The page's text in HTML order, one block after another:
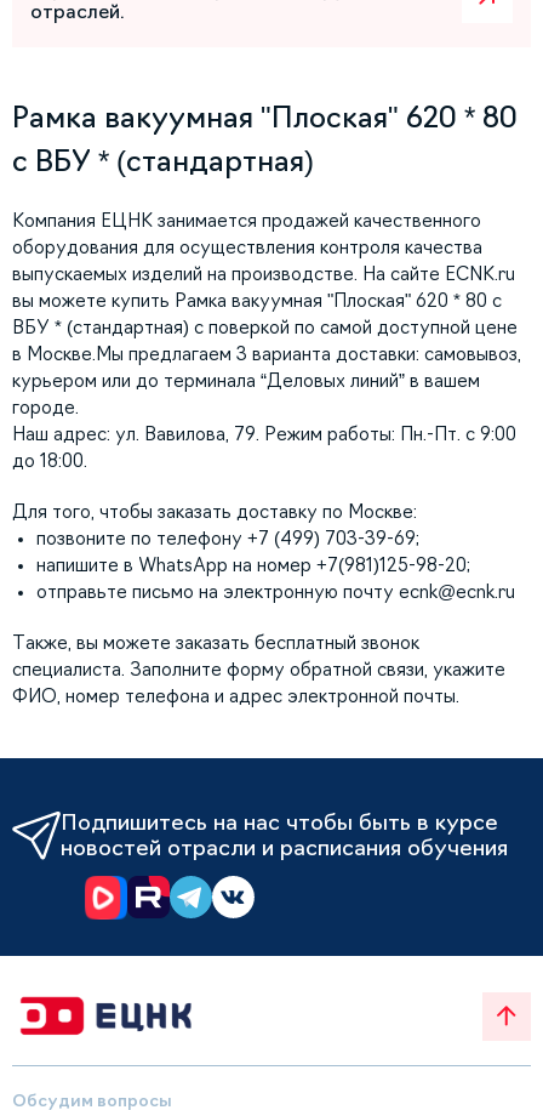
отраслей.
Рамка вакуумная "Плоская" 620 * 80
с ВБУ * (стандартная)
Компания ЕЦНК занимается продажей качественного
оборудования для осуществления контроля качества
выпускаемых изделий на производстве. На сайте ECNK.ru
вы можете купить Рамка вакуумная "Плоская" 620 * 80 с
ВБУ * (стандартная) с поверкой по самой доступной цене
в Москве.Мы предлагаем 3 варианта доставки: самовывоз,
курьером или до терминала “Деловых линий” в вашем
городе.
Наш адрес: ул. Вавилова, 79. Режим работы: Пн.-Пт. с 9:00
до 18:00.
Для того, чтобы заказать доставку по Москве:
позвоните по телефону +7 (499) 703-39-69;
напишите в WhatsApp на номер +7(981)125-98-20;
отправьте письмо на электронную почту ecnk@ecnk.ru
Также, вы можете заказать бесплатный звонок
специалиста. Заполните форму обратной связи, укажите
ФИО, номер телефона и адрес электронной почты.
Подпишитесь на нас чтобы быть в курсе
новостей отрасли и расписания обучения
Обсудим вопросы